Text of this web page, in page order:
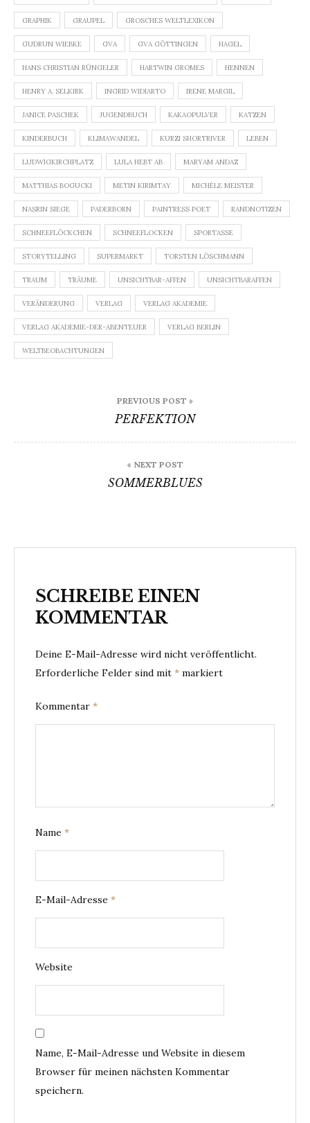
GRAPHIK GRAUPEL GROSCHES WELTLEXIKON
GUDRUN WIEBKE GVA GVA GÖTTINGEN HAGEL
HANS CHRISTIAN RÜNGELER HARTWIN GROMES HENNEN
HENRY A. SELKIRK INGRID WIDIARTO IRENE MARGIL
JANICE PASCHEK JUGENDBUCH KAKAOPULVER KATZEN
KINDERBUCH KLIMAWANDEL KURZI SHORTRIVER LEBEN
LUDWIGKIRCHPLATZ LULA HEBT AB MARYAM ANDAZ
MATTHIAS BOGUCKI METIN KIRIMTAY MICHÈLE MEISTER
NASRIN SIEGE PADERBORN PAINTRESS POET RANDNOTIZEN
SCHNEEFLÖCKCHEN SCHNEEFLOCKEN SPORTASSE
STORYTELLING SUPERMARKT TORSTEN LÖSCHMANN
TRAUM TRÄUME UNSICHTBAR-AFFEN UNSICHTBARAFFEN
VERÄNDERUNG VERLAG VERLAG AKADEMIE
VERLAG AKADEMIE-DER-ABENTEUER VERLAG BERLIN
WELTBEOBACHTUNGEN
PREVIOUS POST »
PERFEKTION
« NEXT POST
SOMMERBLUES
SCHREIBE EINEN
KOMMENTAR
Deine E-Mail-Adresse wird nicht veröffentlicht.
Erforderliche Felder sind mit * markiert
Kommentar *
Name *
E-Mail-Adresse *
Website
Name, E-Mail-Adresse und Website in diesem
Browser für meinen nächsten Kommentar
speichern.